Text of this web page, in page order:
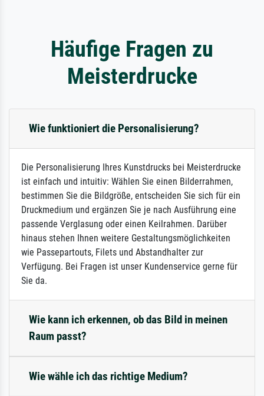
Häufige Fragen zu
Meisterdrucke
Wie funktioniert die Personalisierung?
Die Personalisierung Ihres Kunstdrucks bei Meisterdrucke
ist einfach und intuitiv: Wählen Sie einen Bilderrahmen,
bestimmen Sie die Bildgröße, entscheiden Sie sich für ein
Druckmedium und ergänzen Sie je nach Ausführung eine
passende Verglasung oder einen Keilrahmen. Darüber
hinaus stehen Ihnen weitere Gestaltungsmöglichkeiten
wie Passepartouts, Filets und Abstandhalter zur
Verfügung. Bei Fragen ist unser Kundenservice gerne für
Sie da.
Wie kann ich erkennen, ob das Bild in meinen
Raum passt?
Wie wähle ich das richtige Medium?